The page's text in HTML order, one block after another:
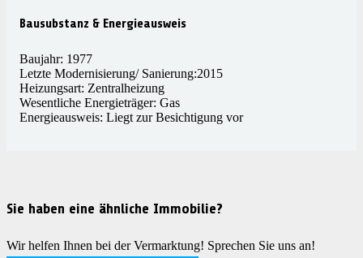
Bausubstanz & Energieausweis
Baujahr: 1977
Letzte Modernisierung/ Sanierung:2015
Heizungsart: Zentralheizung
Wesentliche Energieträger: Gas
Energieausweis: Liegt zur Besichtigung vor
Sie haben eine ähnliche Immobilie?
Wir helfen Ihnen bei der Vermarktung! Sprechen Sie uns an!